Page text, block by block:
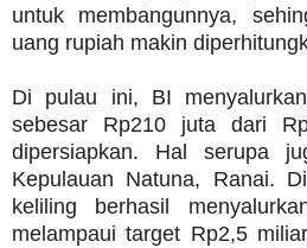
untuk membangunnya,
uang rupiah makin
Di pulau ini, BI
sebesar Rp210 juta dari
dipersiapkan. Hal serupa
Kepulauan Natuna, Ranai.
keliling berhasil
melampaui target Rp2,5